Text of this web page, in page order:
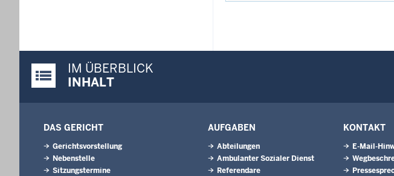
Justiz-Portal im Überblick:
IM ÜBERBLICK
INHALT
DAS GERICHT
Gerichtsvorstellung
Nebenstelle
Sitzungstermine
AUFGABEN
Abteilungen
Ambulanter Sozialer Dienst
Referendare
KONTAKT
E-Mail-